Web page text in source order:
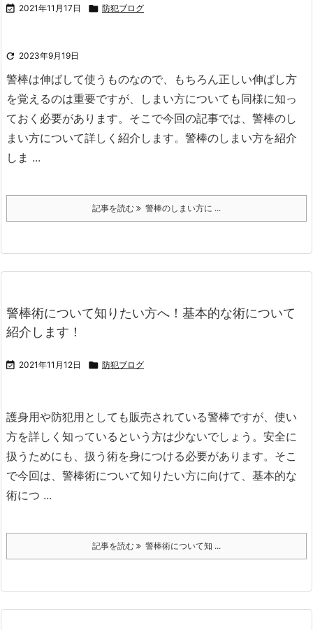
 2021年11月17日  防犯ブログ
 2023年9月19日
警棒は伸ばして使うものなので、もちろん正しい伸ばし方
を覚えるのは重要ですが、しまい方についても同様に知っ
ておく必要があります。 そこで今回の記事では、警棒のし
まい方について詳しく紹介します。 警棒のしまい方を紹介
しま ...
記事を読む 警棒のしまい方に ...
警棒術について知りたい方へ！基本的な術について
紹介します！
 2021年11月12日  防犯ブログ
護身用や防犯用としても販売されている警棒ですが、使い
方を詳しく知っているという方は少ないでしょう。 安全に
扱うためにも、扱う術を身につける必要があります。 そこ
で今回は、警棒術について知りたい方に向けて、基本的な
術につ ...
記事を読む 警棒術について知 ...